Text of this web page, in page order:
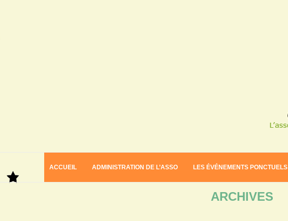
ACCUEIL ADMINISTRATION DE L’ASSO LES ÉVÉNEMENTS PONCTUELS
ARCHIVES